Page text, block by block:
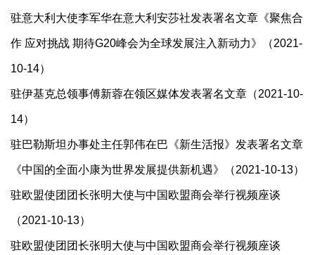
驻意大利大使李军华在意大利安莎社发表署名文章《聚焦合
作 应对挑战 期待G20峰会为全球发展注入新动力》（2021-
10-14）
驻伊基克总领事傅新蓉在领区媒体发表署名文章（2021-10-
14）
驻巴勒斯坦办事处主任郭伟在巴《新生活报》发表署名文章
《中国的全面小康为世界发展提供新机遇》（2021-10-13）
驻欧盟使团团长张明大使与中国欧盟商会举行视频座谈
（2021-10-13）
驻欧盟使团团长张明大使与中国欧盟商会举行视频座谈